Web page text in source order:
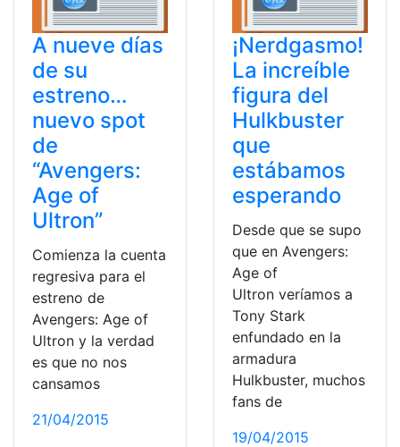
A nueve días
de su
estreno…
nuevo spot
de
“Avengers:
Age of
Ultron”
Comienza la cuenta
regresiva para el
estreno de
Avengers: Age of
Ultron y la verdad
es que no nos
cansamos
21/04/2015
¡Nerdgasmo!
La increíble
figura del
Hulkbuster
que
estábamos
esperando
Desde que se supo
que en Avengers:
Age of
Ultron veríamos a
Tony Stark
enfundado en la
armadura
Hulkbuster, muchos
fans de
19/04/2015